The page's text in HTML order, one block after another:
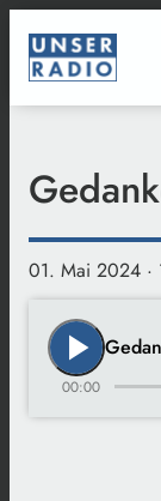
01. Mai 2024
play_arrow
00:00